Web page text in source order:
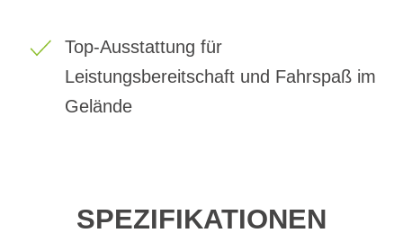
Top-Ausstattung für
Leistungsbereitschaft und Fahrspaß im
Gelände
SPEZIFIKATIONEN